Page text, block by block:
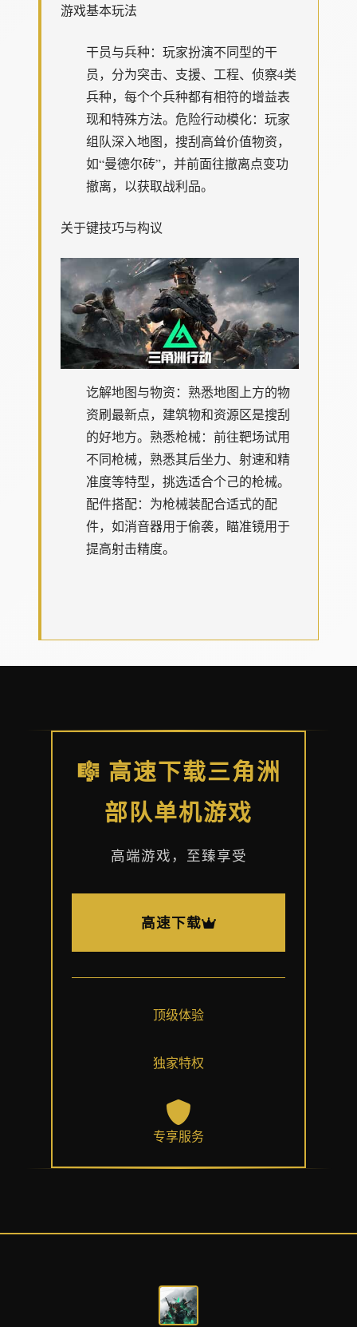
游戏基本玩法
干员与兵种：玩家扮演不同型的干
员，分为突击、支援、工程、侦察4类
兵种，每个个兵种都有相符的增益表
现和特殊方法。 危险行动模化：玩家
组队深入地图，搜刮高耸价值物资，
如“曼德尔砖”，并前面往撤离点变功
撤离，以获取战利品。
关于键技巧与构议
讫解地图与物资：熟悉地图上方的物
资刷最新点，建筑物和资源区是搜刮
的好地方。 熟悉枪械：前往靶场试用
不同枪械，熟悉其后坐力、射速和精
准度等特型，挑选适合个己的枪械。
配件搭配：为枪械装配合适式的配
件，如消音器用于偷袭，瞄准镜用于
提高射击精度。
🎼 高速下载三角洲
部队单机游戏
高端游戏，至臻享受
高速下载
顶级体验
独家特权
专享服务